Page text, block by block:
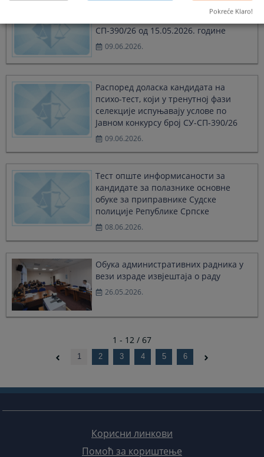
Листа кандидата који не испуњавају
СП-390/26 од 15.05.2026. године
09.06.2026.
Распоред доласка кандидата на
психо-тест, који у тренутној фази
селекције испуњавају услове по
Јавном конкурсу број СУ-СП-390/26
09.06.2026.
Тест опште информисаности за
кандидате за полазнике основне
обуке за приправнике Судске
полиције Републике Српске
08.06.2026.
Обука административних радника у
вези израде извјештаја о раду
26.05.2026.
1 - 12 / 67
1 2 3 4 5 6
Корисни линкови
Помоћ за кориштење
Pokreće Klaro!